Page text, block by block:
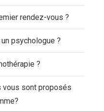
rendez-vous ?
psychologue ?
?
vous sont proposés